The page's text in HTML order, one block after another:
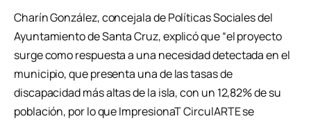
Charín González, concejala de Políticas Sociales del
Ayuntamiento de Santa Cruz, explicó que “el proyecto
surge como respuesta a una necesidad detectada en el
municipio, que presenta una de las tasas de
discapacidad más altas de la isla, con un 12,82% de su
población, por lo que ImpresionaT CirculARTE se